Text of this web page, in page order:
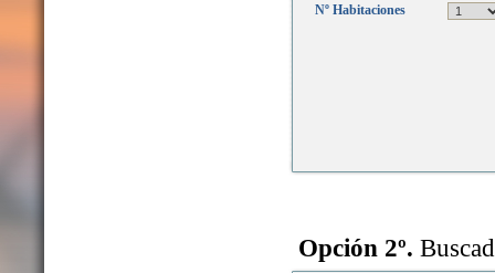
Nº Habitaciones
Opción 2º.